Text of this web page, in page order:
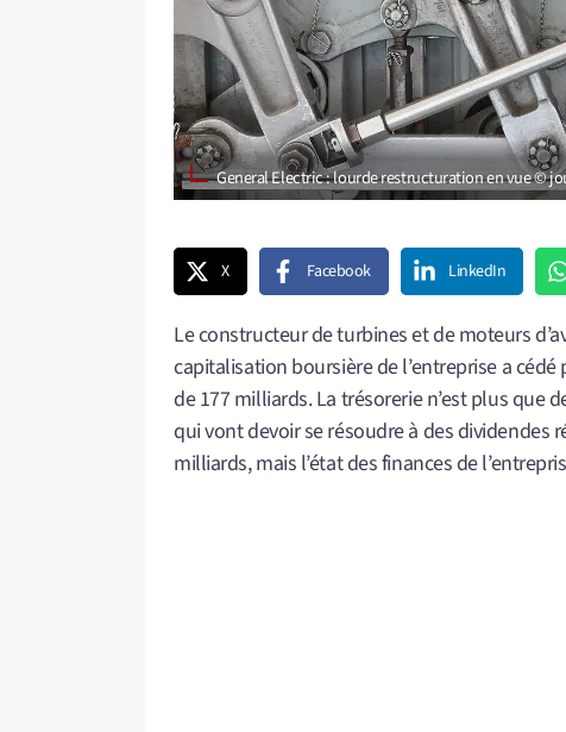
General Electric : lourde restructuration en vue ©
X Facebook LinkedIn
Le constructeur de turbines et de moteurs
capitalisation boursière de l’entreprise a
de 177 milliards. La trésorerie n’est plus que
qui vont devoir se résoudre à des dividendes
milliards, mais l’état des finances de